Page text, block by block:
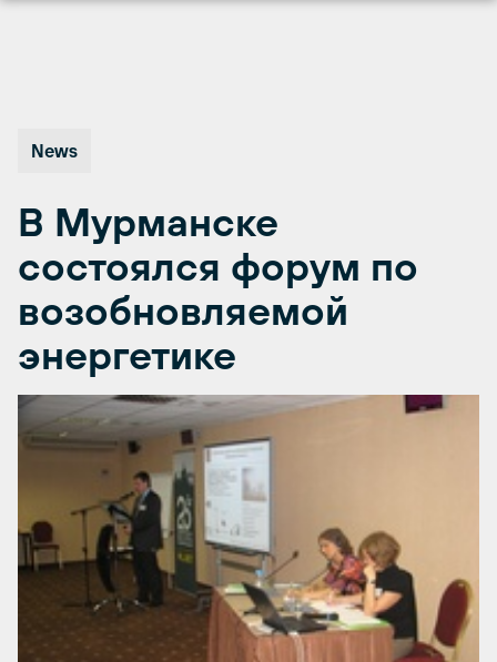
News
В Мурманске
состоялся форум по
возобновляемой
энергетике